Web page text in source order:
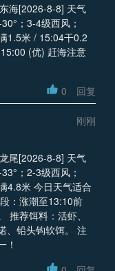
海[2026-8-8] 天气
；3-4级西风；
1.5米 / 15:04干0.2
(优) 赶海注意
0 回复
刚刚
尾[2026-8-8] 天气
；2-3级西风；
天气适合
：涨潮至13:10前
推荐饵料：活虾、
、铅头钩软饵。 注
！